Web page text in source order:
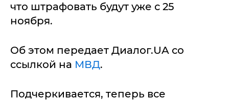
что штрафовать будут уже с 25
ноября.
Об этом передает Диалог.UA со
ссылкой на МВД.
Подчеркивается, теперь все